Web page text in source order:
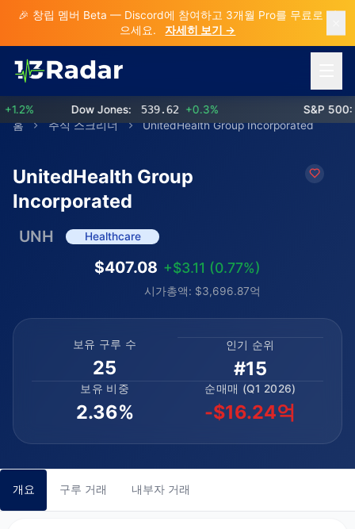
🎉 창립 멤버 Beta — Discord에 참여하고 3개월 Pro를 무료로 받
으세요.
자세히 보기 →
Dow Jones: 539.62 +0.3% S&P 500:
홈
주식 스크리너 UnitedHealth Group Incorporated
UnitedHealth Group
Incorporated
UNH Healthcare
$407.08 +$3.11 (0.77%)
시가총액: $3,696.87억
보유 구루 수
25
인기 순위
#15
보유 비중
2.36%
순매매 (Q1 2026)
-$16.24억
개요 구루 거래 내부자 거래